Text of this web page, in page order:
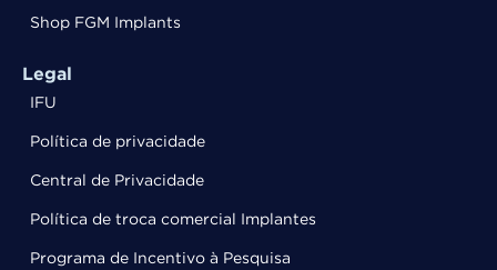
Shop FGM Implants
Legal
IFU
Política de privacidade
Central de Privacidade
Política de troca comercial Implantes
Programa de Incentivo à Pesquisa